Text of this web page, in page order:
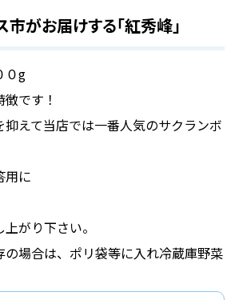
市がお届けする「紅秀峰」
０g
です！
えて当店では一番人気のサクランボ
用に
がり下さい。
の場合は、ポリ袋等に入れ冷蔵庫野菜